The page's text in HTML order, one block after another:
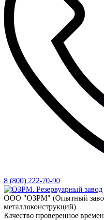
8 (800) 222-70-90
ООО "ОЗРМ" (Опытный завод
металлоконструкций)
Качество проверенное